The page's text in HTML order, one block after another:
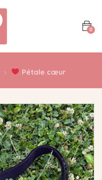
0
Pétale cœur